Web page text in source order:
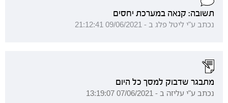
תשובה: קנאה במערכת יחסים
נכתב ע"י ליטל פלג ב - 09/06/2021 21:12:41
מתבגר שדבוק למסך כל היום
נכתב ע"י עליזה ב - 07/06/2021 13:19:07